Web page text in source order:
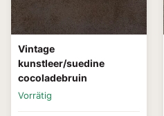
Vintage
kunstleer/suedine
cocoladebruin
Vorrätig